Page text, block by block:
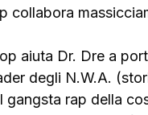
collabora
aiuta Dr. Dre a
degli N.W.A.
gangsta rap della